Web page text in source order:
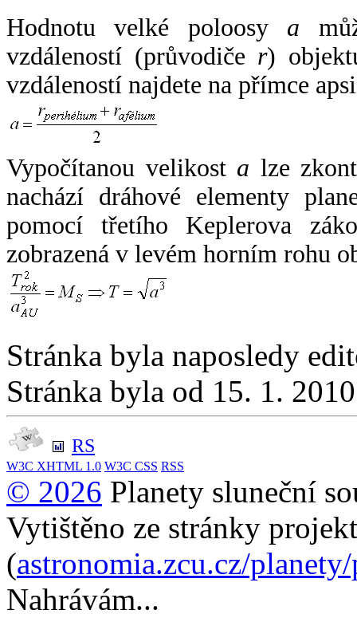
Hodnotu velké poloosy a
vzdáleností (průvodiče r)
vzdáleností najdete na přímce
Vypočítanou velikost a lze
nachází dráhové elementy
pomocí třetího Keplerova
zobrazená v levém horním rohu
Stránka byla naposledy
Stránka byla od 15. 1.
RS
W3C XHTML 1.0 W3C CSS RSS
© 2026 Planety sluneční
Vytištěno ze stránky
(astronomia.zcu.cz/
Nahrávám...